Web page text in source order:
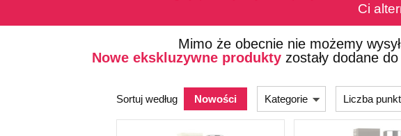
Ci
Mimo że obecnie nie możemy
Nowe ekskluzywne produktyzostały dodane
Sortuj według Nowości Kategorie Liczba